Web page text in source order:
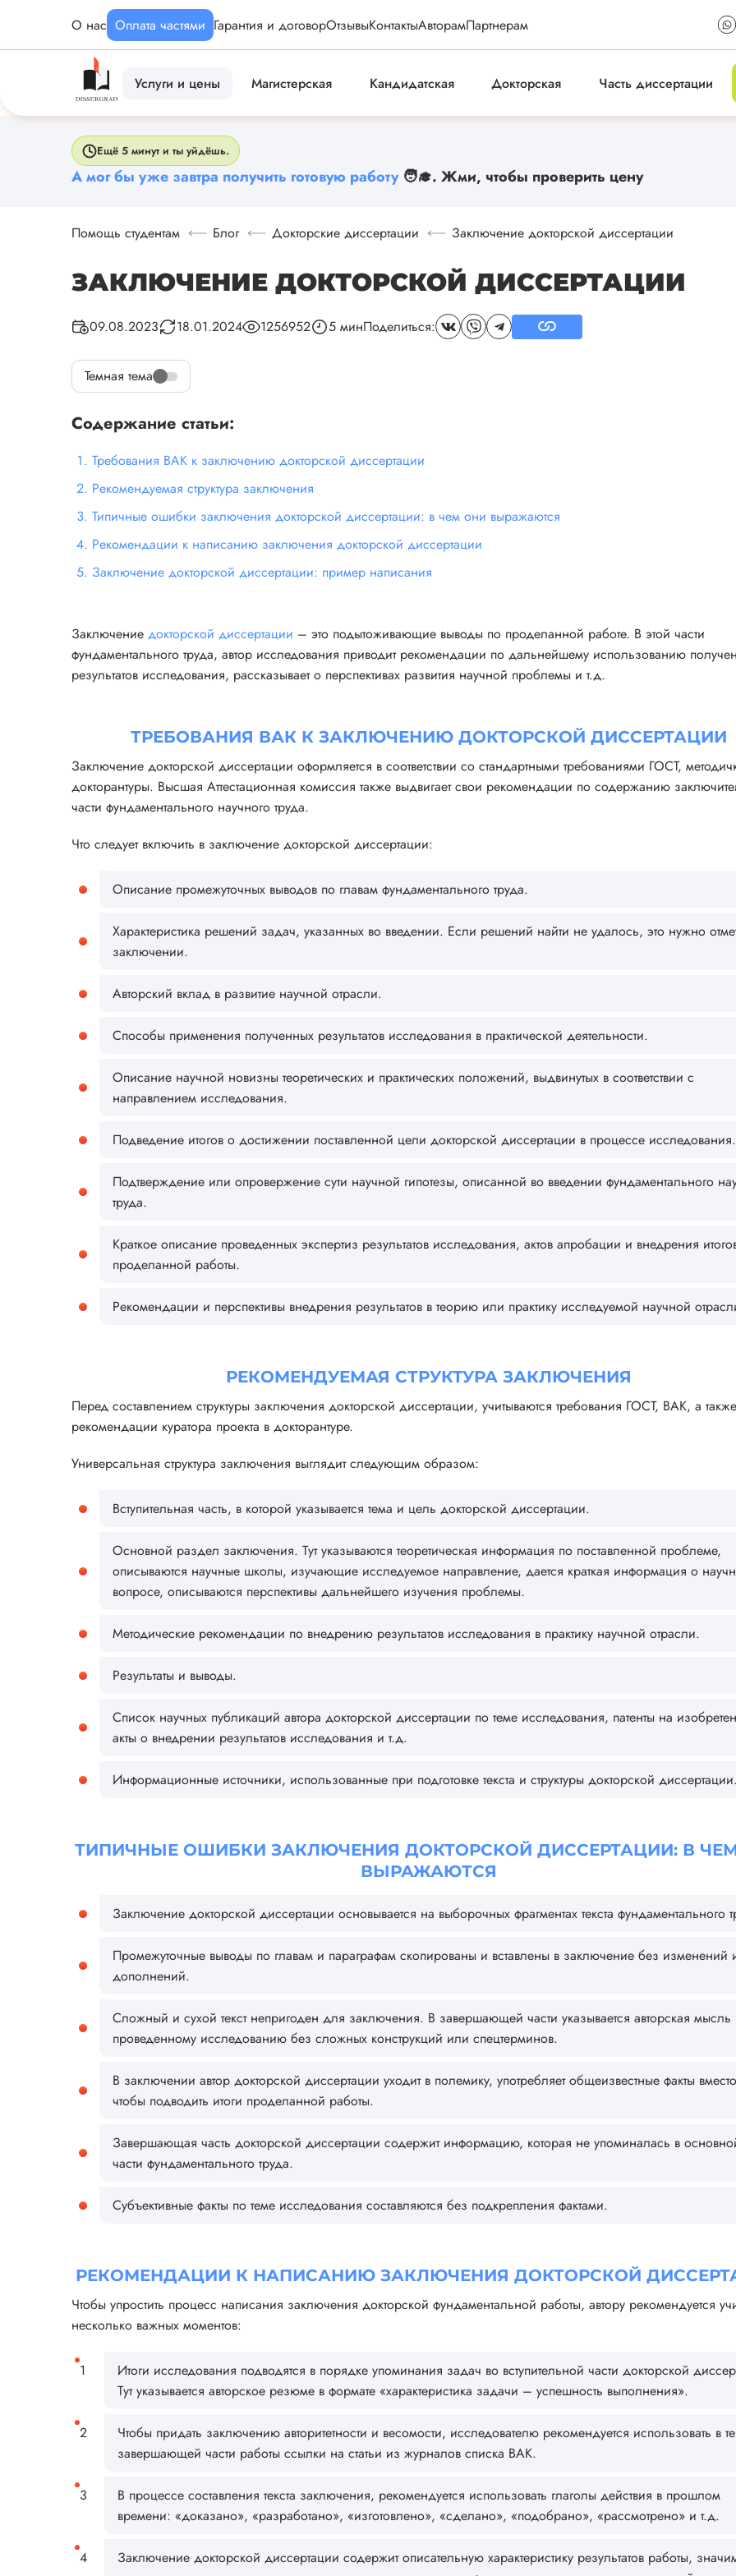
О нас Оплата частями Гарантия и договорОтзывыКонтактыАвторамПартнерам
Услуги и цены Магистерская Кандидатская Докторская Часть диссертации
Ещё 5 минут и ты уйдёшь.
А мог бы уже завтра получить готовую работу🧑‍🎓. Жми, чтобы проверить цену
Помощь студентам Блог Докторские диссертации Заключение докторской диссертации
ЗАКЛЮЧЕНИЕ ДОКТОРСКОЙ ДИССЕРТАЦИИ
09.08.2023 18.01.2024 1256952 5 минПоделиться:
Темная тема
Содержание статьи:
Требования ВАК к заключению докторской диссертации
Рекомендуемая структура заключения
Типичные ошибки заключения докторской диссертации: в чем они выражаются
Рекомендации к написанию заключения докторской диссертации
Заключение докторской диссертации: пример написания
Заключение докторской диссертации – это подытоживающие выводы по проделанной работе. В этой части
фундаментального труда, автор исследования приводит рекомендации по дальнейшему использованию
результатов исследования, рассказывает о перспективах развития научной проблемы и т.д.
ТРЕБОВАНИЯ ВАК К ЗАКЛЮЧЕНИЮ ДОКТОРСКОЙ ДИССЕРТАЦИИ
Заключение докторской диссертации оформляется в соответствии со стандартными требованиями ГОСТ,
докторантуры. Высшая Аттестационная комиссия также выдвигает свои рекомендации по содержанию
части фундаментального научного труда.
Что следует включить в заключение докторской диссертации:
Описание промежуточных выводов по главам фундаментального труда.
Характеристика решений задач, указанных во введении. Если решений найти не удалось, это нужно
заключении.
Авторский вклад в развитие научной отрасли.
Способы применения полученных результатов исследования в практической деятельности.
Описание научной новизны теоретических и практических положений, выдвинутых в соответствии с
направлением исследования.
Подведение итогов о достижении поставленной цели докторской диссертации в процессе исследования.
Подтверждение или опровержение сути научной гипотезы, описанной во введении фундаментального
труда.
Краткое описание проведенных экспертиз результатов исследования, актов апробации и внедрения
проделанной работы.
Рекомендации и перспективы внедрения результатов в теорию или практику исследуемой научной
РЕКОМЕНДУЕМАЯ СТРУКТУРА ЗАКЛЮЧЕНИЯ
Перед составлением структуры заключения докторской диссертации, учитываются требования ГОСТ, ВАК, а также
рекомендации куратора проекта в докторантуре.
Универсальная структура заключения выглядит следующим образом:
Вступительная часть, в которой указывается тема и цель докторской диссертации.
Основной раздел заключения. Тут указываются теоретическая информация по поставленной проблеме,
описываются научные школы, изучающие исследуемое направление, дается краткая информация о
вопросе, описываются перспективы дальнейшего изучения проблемы.
Методические рекомендации по внедрению результатов исследования в практику научной отрасли.
Результаты и выводы.
Список научных публикаций автора докторской диссертации по теме исследования, патенты на
акты о внедрении результатов исследования и т.д.
Информационные источники, использованные при подготовке текста и структуры докторской диссертации.
ТИПИЧНЫЕ ОШИБКИ ЗАКЛЮЧЕНИЯ ДОКТОРСКОЙ ДИССЕРТАЦИИ: В
ВЫРАЖАЮТСЯ
Заключение докторской диссертации основывается на выборочных фрагментах текста фундаментального
Промежуточные выводы по главам и параграфам скопированы и вставлены в заключение без изменений
дополнений.
Сложный и сухой текст непригоден для заключения. В завершающей части указывается авторская мысль
проведенному исследованию без сложных конструкций или спецтерминов.
В заключении автор докторской диссертации уходит в полемику, употребляет общеизвестные факты
чтобы подводить итоги проделанной работы.
Завершающая часть докторской диссертации содержит информацию, которая не упоминалась в
части фундаментального труда.
Субъективные факты по теме исследования составляются без подкрепления фактами.
РЕКОМЕНДАЦИИ К НАПИСАНИЮ ЗАКЛЮЧЕНИЯ ДОКТОРСКОЙ
Чтобы упростить процесс написания заключения докторской фундаментальной работы, автору рекомендуется
несколько важных моментов:
Итоги исследования подводятся в порядке упоминания задач во вступительной части докторской
Тут указывается авторское резюме в формате «характеристика задачи – успешность выполнения».
Чтобы придать заключению авторитетности и весомости, исследователю рекомендуется использовать в
завершающей части работы ссылки на статьи из журналов списка ВАК.
В процессе составления текста заключения, рекомендуется использовать глаголы действия в прошлом
времени: «доказано», «разработано», «изготовлено», «сделано», «подобрано», «рассмотрено» и т.д.
Заключение докторской диссертации содержит описательную характеристику результатов работы,